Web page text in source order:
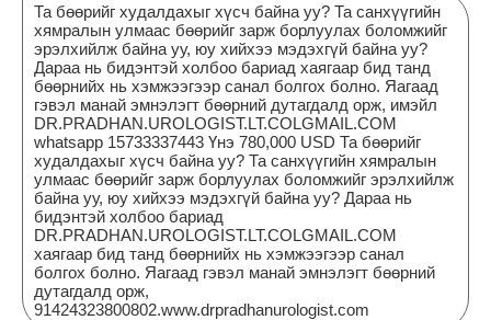
Та бөөрийг худалдахыг хүсч байна уу? Та санхүүгийн
хямралын улмаас бөөрийг зарж борлуулах боломжийг
эрэлхийлж байна уу, юу хийхээ мэдэхгүй байна уу?
Дараа нь бидэнтэй холбоо бариад хаягаар бид танд
бөөрнийх нь хэмжээгээр санал болгох болно. Яагаад
гэвэл манай эмнэлэгт бөөрний дутагдалд орж, имэйл
DR.PRADHAN.UROLOGIST.LT.COLGMAIL.COM
whatsapp 15733337443 Үнэ 780,000 USD Та бөөрийг
худалдахыг хүсч байна уу? Та санхүүгийн хямралын
улмаас бөөрийг зарж борлуулах боломжийг эрэлхийлж
байна уу, юу хийхээ мэдэхгүй байна уу? Дараа нь
бидэнтэй холбоо бариад
DR.PRADHAN.UROLOGIST.LT.COLGMAIL.COM
хаягаар бид танд бөөрнийх нь хэмжээгээр санал
болгох болно. Яагаад гэвэл манай эмнэлэгт бөөрний
дутагдалд орж,
91424323800802.www.drpradhanurologist.com